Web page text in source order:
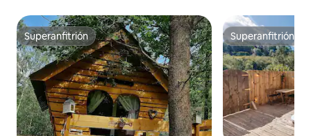
Superanfitrión
Superanfitrión Superanfitrión
Superanfitrión